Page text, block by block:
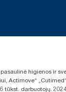
higienos ir
Actimove“
tūkst. darbuotojų.